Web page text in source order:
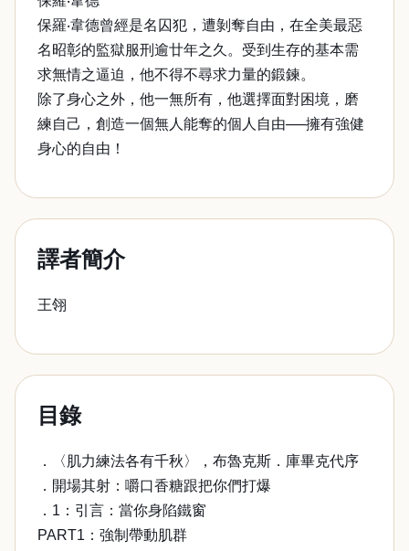
保羅‧韋德曾經是名囚犯，遭剝奪自由，在全美最惡
名昭彰的監獄服刑逾廿年之久。受到生存的基本需
求無情之逼迫，他不得不尋求力量的鍛鍊。
除了身心之外，他一無所有，他選擇面對困境，磨
練自己，創造一個無人能奪的個人自由──擁有強健
身心的自由！
譯者簡介
王翎
目錄
．〈肌力練法各有千秋〉，布魯克斯．庫畢克代序
．開場其射：嚼口香糖跟把你們打爆
．1：引言：當你身陷鐵窗
PART1：強制帶動肌群